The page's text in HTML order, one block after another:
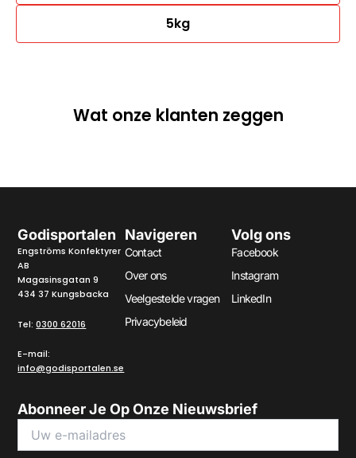
5kg
Wat onze klanten zeggen
Godisportalen
Engströms Konfektyrer
AB
Magasinsgatan 9
434 37 Kungsbacka
Tel:0300 62016
E-mail:
info@godisportalen.se
Navigeren
Contact
Over ons
Veelgestelde vragen
Privacybeleid
Volg ons
Facebook
Instagram
LinkedIn
Abonneer Je Op Onze Nieuwsbrief